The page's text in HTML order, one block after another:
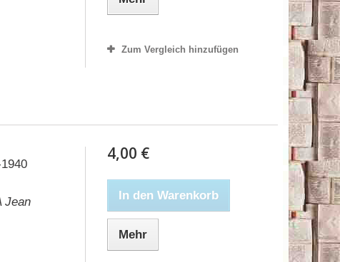
Zum Vergleich hinzufügen
Jean
4,00 €
In den Warenkorb
Mehr